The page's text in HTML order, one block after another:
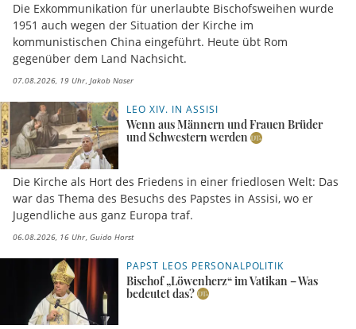
Die Exkommunikation für unerlaubte Bischofsweihen wurde
1951 auch wegen der Situation der Kirche im
kommunistischen China eingeführt. Heute übt Rom
gegenüber dem Land Nachsicht.
07.08.2026, 19 Uhr Jakob Naser
LEO XIV. IN ASSISI
Wenn aus Männern und Frauen Brüder
und Schwestern werden
Die Kirche als Hort des Friedens in einer friedlosen Welt: Das
war das Thema des Besuchs des Papstes in Assisi, wo er
Jugendliche aus ganz Europa traf.
06.08.2026, 16 Uhr Guido Horst
PAPST LEOS PERSONALPOLITIK
Bischof „Löwenherz“ im Vatikan – Was
bedeutet das?